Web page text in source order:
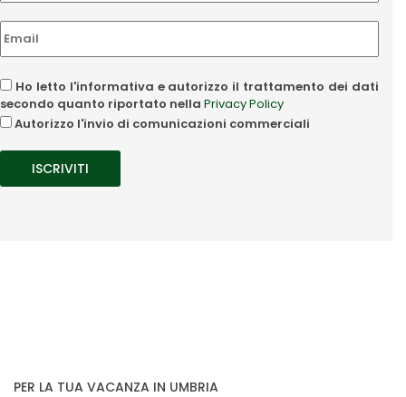
Ho letto l'informativa e autorizzo il trattamento dei dati
secondo quanto riportato nella Privacy Policy
Autorizzo l'invio di comunicazioni commerciali
PER LA TUA VACANZA IN UMBRIA